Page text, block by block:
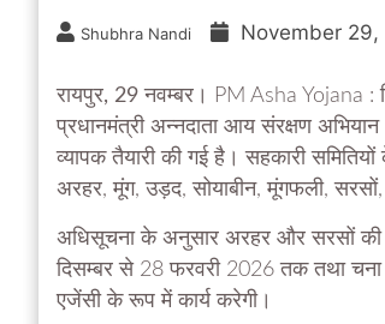
Shubhra Nandi November 29,
रायपुर, 29 नवम्बर।
PM Asha Yojana :
प्रधानमंत्री अन्नदाता आय संरक्षण
व्यापक तैयारी की गई है। सहकारी
अरहर, मूंग, उड़द, सोयाबीन, मूंगफली, सरसों,
अधिसूचना के अनुसार अरहर और सरसों की
दिसम्बर से 28 फरवरी 2026 तक तथा चना
एजेंसी के रूप में कार्य करेगी।